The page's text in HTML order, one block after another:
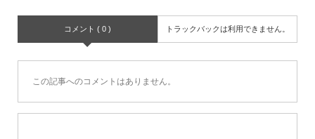
コメント ( 0 ) トラックバックは利用できません。
この記事へのコメントはありません。